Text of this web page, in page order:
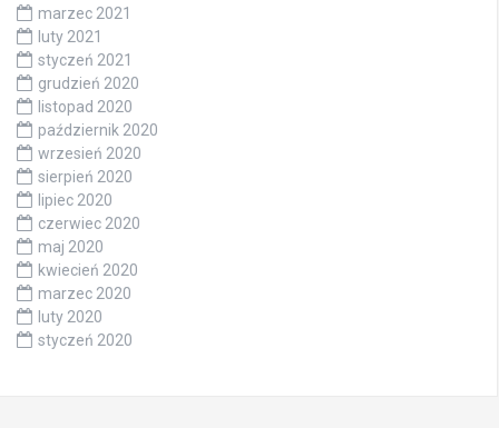
marzec 2021
luty 2021
styczeń 2021
grudzień 2020
listopad 2020
październik 2020
wrzesień 2020
sierpień 2020
lipiec 2020
czerwiec 2020
maj 2020
kwiecień 2020
marzec 2020
luty 2020
styczeń 2020